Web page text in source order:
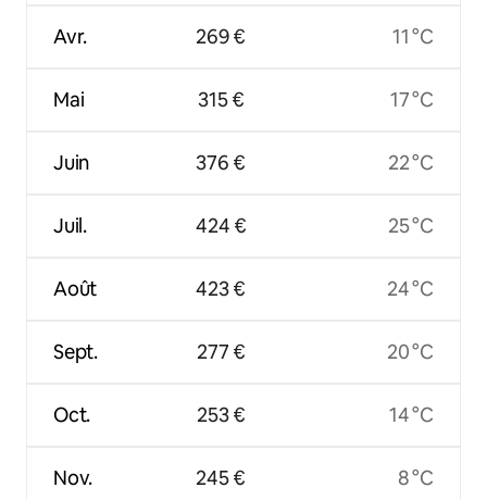
Avr.
Mai
Juin
Juil.
Août
Sept.
Oct.
Nov.
269 €
315 €
376 €
424 €
423 €
277 €
253 €
245 €
11 °C
17 °C
22 °C
25 °C
24 °C
20 °C
14 °C
8 °C